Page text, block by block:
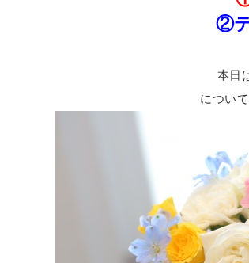
②
本日
につい